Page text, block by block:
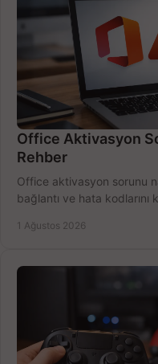
Office Aktivasyon
Rehber
Office aktivasyon sorunu
bağlantı ve hata
1 Ağustos 2026